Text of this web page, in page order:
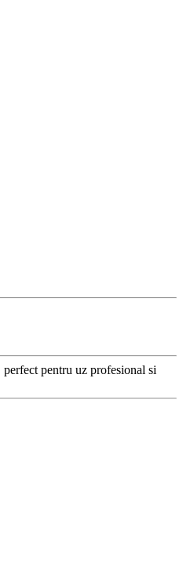
pentru uz profesional si